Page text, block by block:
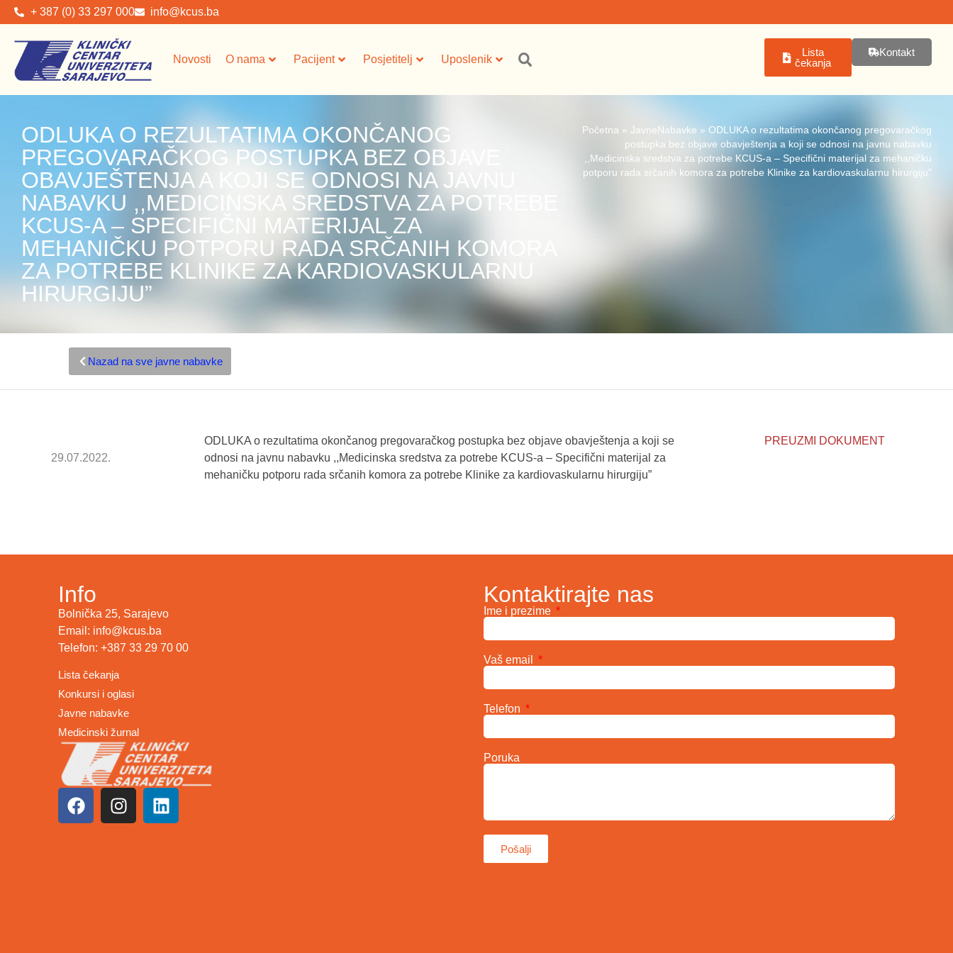
+ 387 (0) 33 297 000 info@kcus.ba
Novosti O nama Pacijent Posjetitelj Uposlenik
Lista
čekanja
Kontakt
ODLUKA O REZULTATIMA OKONČANOG
PREGOVARAČKOG POSTUPKA BEZ OBJAVE
OBAVJEŠTENJA A KOJI SE ODNOSI NA JAVNU
NABAVKU ,,MEDICINSKA SREDSTVA ZA POTREBE
KCUS-A – SPECIFIČNI MATERIJAL ZA
MEHANIČKU POTPORU RADA SRČANIH KOMORA
ZA POTREBE KLINIKE ZA KARDIOVASKULARNU
HIRURGIJU”
Početna» JavneNabavke » ODLUKA o rezultatima okončanog pregovaračkog
postupka bez objave obavještenja a koji se odnosi na javnu nabavku
,,Medicinska sredstva za potrebe KCUS-a – Specifični materijal za mehaničku
potporu rada srčanih komora za potrebe Klinike za kardiovaskularnu hirurgiju”
Nazad na sve javne nabavke
29.07.2022.
ODLUKA o rezultatima okončanog pregovaračkog postupka bez objave obavještenja a koji se
odnosi na javnu nabavku ,,Medicinska sredstva za potrebe KCUS-a – Specifični materijal za
mehaničku potporu rada srčanih komora za potrebe Klinike za kardiovaskularnu hirurgiju”
PREUZMI DOKUMENT
Info
Bolnička 25, Sarajevo
Email: info@kcus.ba
Telefon: +387 33 29 70 00
Lista čekanja
Konkursi i oglasi
Javne nabavke
Medicinski žurnal
Kontaktirajte nas
Ime i prezime
Vaš email
Telefon
Poruka
Pošalji